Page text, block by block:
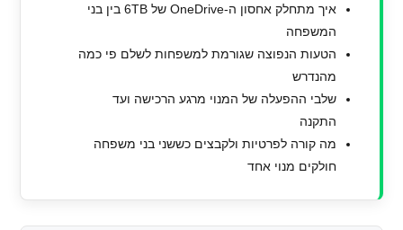
איך מתחלק אחסון ה-OneDrive של 6TB בין בני
המשפחה
הטעות הנפוצה שגורמת למשפחות לשלם פי כמה
מהנדרש
שלבי ההפעלה של המנוי מרגע הרכישה ועד
התקנה
מה קורה לפרטיות ולקבצים כששני בני משפחה
חולקים מנוי אחד